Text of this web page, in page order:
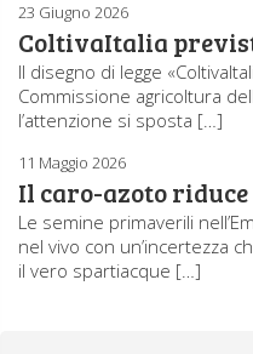
23 Giugno 2026
ColtivaItalia
Il disegno di legge
Commissione agricoltura
l’attenzione si sposta […]
11 Maggio 2026
Il caro-azoto
Le semine primaverili
nel vivo con un’incertezza
il vero spartiacque […]